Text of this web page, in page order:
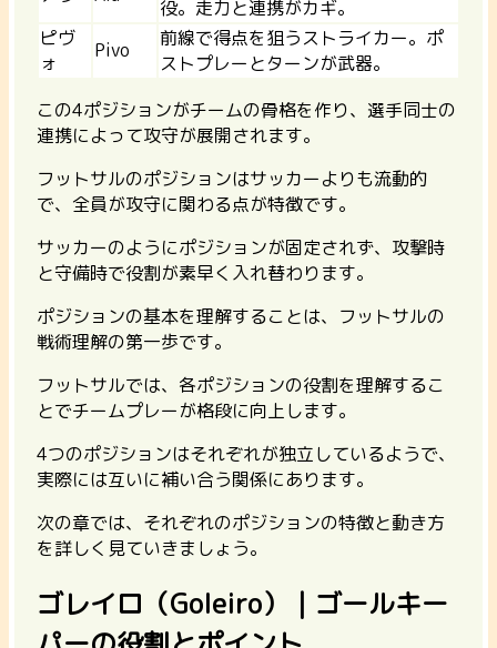
役。走力と連携がカギ。
ピヴ
ォ
Pivo
前線で得点を狙うストライカー。ポ
ストプレーとターンが武器。
この4ポジションがチームの骨格を作り、選手同士の
連携によって攻守が展開されます。
フットサルのポジションはサッカーよりも流動的
で、全員が攻守に関わる点が特徴です。
サッカーのようにポジションが固定されず、攻撃時
と守備時で役割が素早く入れ替わります。
ポジションの基本を理解することは、フットサルの
戦術理解の第一歩です。
フットサルでは、各ポジションの役割を理解するこ
とでチームプレーが格段に向上します。
4つのポジションはそれぞれが独立しているようで、
実際には互いに補い合う関係にあります。
次の章では、それぞれのポジションの特徴と動き方
を詳しく見ていきましょう。
ゴレイロ（Goleiro）｜ゴールキー